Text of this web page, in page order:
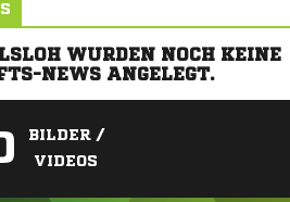
WURDEN NOCH KEINE
NEWS ANGELEGT.
BILDER /
VIDEOS